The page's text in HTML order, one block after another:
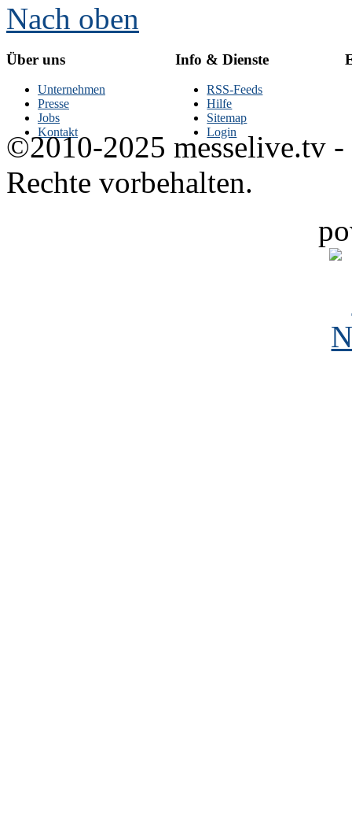
Nach oben
Über uns
Unternehmen
Presse
Jobs
Kontakt
Info & Dienste
RSS-Feeds
Hilfe
Sitemap
Login
©2010-2025 messelive.tv -
Rechte vorbehalten.